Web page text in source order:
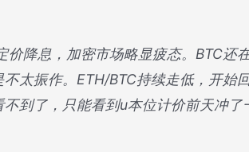
价降息，加密市场略显疲态。BTC还
不太振作。ETH/BTC持续走低，开始
不到了，只能看到u本位计价前天冲